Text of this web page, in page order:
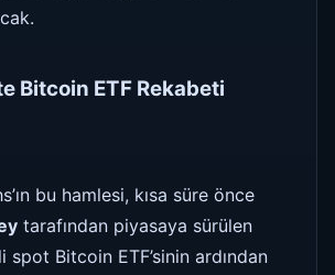
Bitcoin ETF Rekabeti
bu hamlesi, kısa süre önce
tarafından piyasaya sürülen
Bitcoin ETF’sinin ardından